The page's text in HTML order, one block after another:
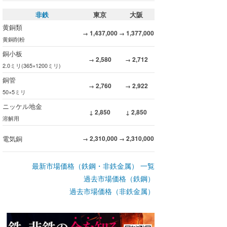
非鉄 東京
大阪
黄銅類
黄銅削粉
→ 1,437,000 → 1,377,000
銅小板
2.0ミリ(365×1200ミリ)
→ 2,580 → 2,712
銅管
50×5ミリ
→ 2,760 → 2,922
ニッケル地金
溶解用
↓ 2,850 ↓ 2,850
電気銅 → 2,310,000 → 2,310,000
最新市場価格（鉄鋼・非鉄金属） 一覧
過去市場価格（鉄鋼）
過去市場価格（非鉄金属）